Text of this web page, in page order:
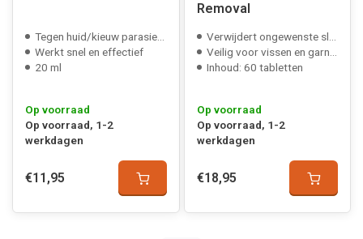
Tegen huid/kieuw parasieten
Werkt snel en effectief
20 ml
Op voorraad
Op voorraad, 1-2
werkdagen
€11,95
Removal
Verwijdert ongewenste slakken
Veilig voor vissen en garnalen
Inhoud: 60 tabletten
Op voorraad
Op voorraad, 1-2
werkdagen
€18,95